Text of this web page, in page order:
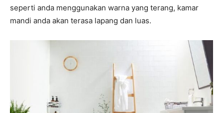
seperti anda menggunakan warna yang terang, kamar
mandi anda akan terasa lapang dan luas.